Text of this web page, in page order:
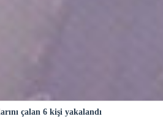
çalan 6 kişi yakalandı